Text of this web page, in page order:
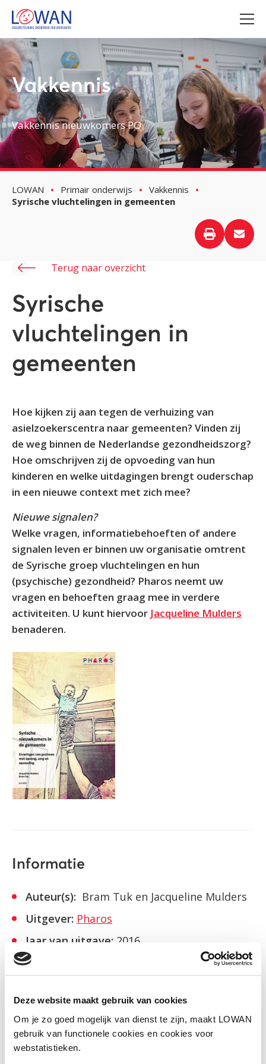
Deze website maakt gebruik van cookies
Om je zo goed mogelijk van dienst te zijn, maakt LOWAN
gebruik van functionele cookies en cookies voor
webstatistieken.
Vakkennis
Vakkennis nieuwkomers PO
LOWAN Primair onderwijs
Vakkennis
Syrische vluchtelingen in gemeenten
Terug naar overzicht
Syrische
vluchtelingen in
gemeenten
Hoe kijken zij aan tegen de verhuizing van
asielzoekerscentra naar gemeenten? Vinden zij
de weg binnen de Nederlandse gezondheidszorg?
Hoe omschrijven zij de opvoeding van hun
kinderen en welke uitdagingen brengt ouderschap
in een nieuwe context met zich mee?
Nieuwe signalen?
Welke vragen, informatiebehoeften of andere
signalen leven er binnen uw organisatie omtrent
de Syrische groep vluchtelingen en hun
(psychische) gezondheid? Pharos neemt uw
vragen en behoeften graag mee in verdere
activiteiten. U kunt hiervoor Jacqueline Mulders
benaderen.
Informatie
Auteur(s): Bram Tuk en Jacqueline Mulders
Uitgever: Pharos
Jaar van uitgave: 2016
FacebookLinkedIn